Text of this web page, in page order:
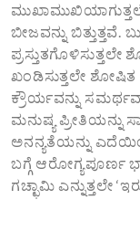
ಬೀಜವನ್ನು ಬಿತ್ತುತ್ತವೆ.
ಖಂಡಿಸುತ್ತಲೇ ಶೋಷಿತ
ಕ್ರೌರ್ಯವನ್ನು
ಮನುಷ್ಯ ಪ್ರೀತಿಯನ್ನು
ಅನನ್ಯತೆಯನ್ನು
ಬಗ್ಗೆ ಆರೋಗ್ಯಪೂರ್ಣ
ಗಚ್ಛಾಮಿ ಎನ್ನುತ್ತಲೇ